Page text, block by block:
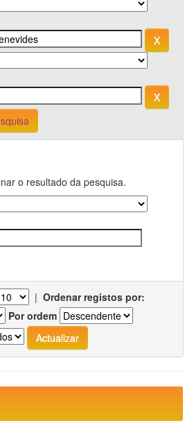
o resultado da pesquisa.
| Ordenar registos por:
Por ordem